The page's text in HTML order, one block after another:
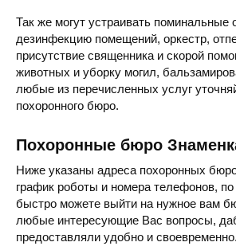
Так же могут устраивать поминальные
дезинфекцию помещений, оркестр,
присутствие священника и скорой
животных и уборку могил,
любые из перечисленных услуг
похоронного бюро.
Похоронные бюро
Ниже указаны адреса похоронных
график роботы и номера телефонов,
быстро можете выйти на нужное вам
любые интересующие Вас вопросы,
предоставляли удобно и своевременно.